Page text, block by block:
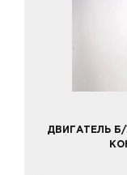
ДВИГАТЕЛЬ Б/